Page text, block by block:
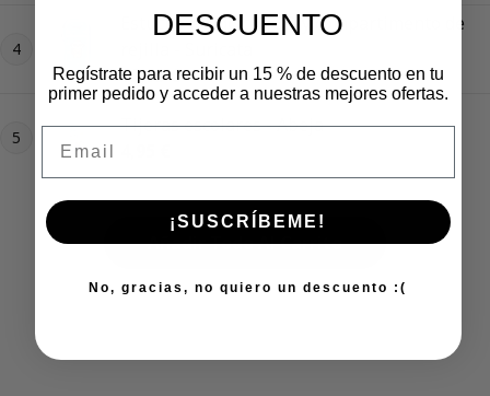
4
Estuche rígido con 3D y compartimento de
Precio regular
12,95 €
5
Tijeras escolares - Abeja
Añadir Todo Al Carrito
DESCUENTO
Regístrate para recibir un 15 % de descuento en tu
primer pedido y acceder a nuestras mejores ofertas.
¡SUSCRÍBEME!
No, gracias, no quiero un descuento :(